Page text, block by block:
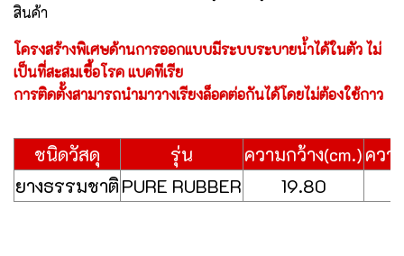
สินค้า
โครงสร้างพิเศษด้านการออกแบบมีระบบระบายน้ำได้ในตัว ไม่
เป็นที่สะสมเชื้อโรค แบคทีเรีย
การติดตั้งสามารถนำมาวางเรียงล็อคต่อกันได้โดยไม่ต้องใช้กาว
ชนิดวัสดุ รุ่น ความกว้าง(cm.)ควา
ยางธรรมชาติPURE RUBBER 19.80